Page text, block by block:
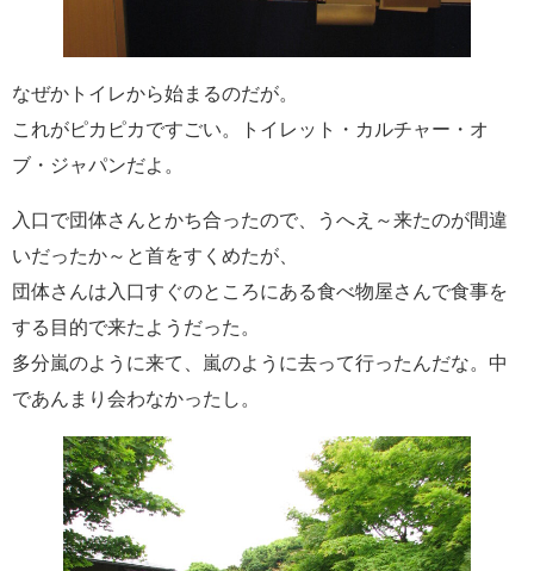
なぜかトイレから始まるのだが。
これがピカピカですごい。トイレット・カルチャー・オ
ブ・ジャパンだよ。
入口で団体さんとかち合ったので、うへえ～来たのが間違
いだったか～と首をすくめたが、
団体さんは入口すぐのところにある食べ物屋さんで食事を
する目的で来たようだった。
多分嵐のように来て、嵐のように去って行ったんだな。中
であんまり会わなかったし。